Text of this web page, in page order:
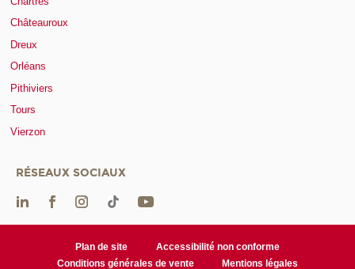
Châteauroux
Dreux
Orléans
Pithiviers
Tours
Vierzon
RÉSEAUX SOCIAUX
Plan de site
Accessibilité non conforme
Conditions générales de vente
Mentions légales